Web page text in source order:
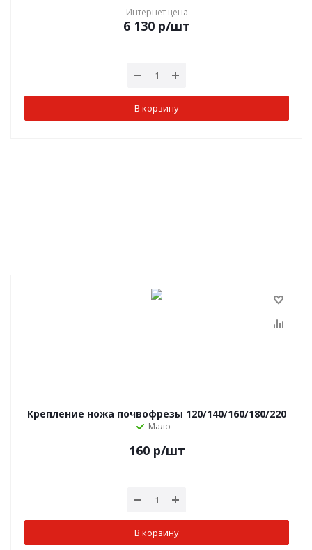
Интернет цена
6 130 р/шт
В корзину
Крепление ножа почвофрезы 120/140/160/180/220
Мало
160р/шт
В корзину